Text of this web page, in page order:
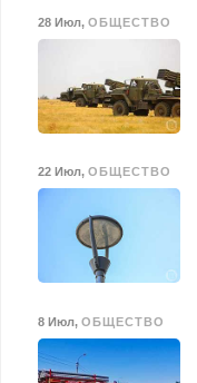
28 Июл, ОБЩЕСТВО
22 Июл, ОБЩЕСТВО
8 Июл, ОБЩЕСТВО